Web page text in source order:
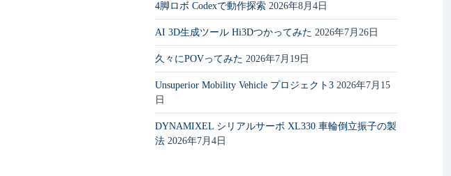
4脚ロボ Codexで動作探索 2026年8月4日
AI 3D生成ツール Hi3Dつかってみた 2026年7月26日
久々にPOVってみた 2026年7月19日
Unsuperior Mobility Vehicle プロジェクト3 2026年7月15
日
DYNAMIXEL シリアルサーボ XL330 車輪倒立振子の製
法 2026年7月4日